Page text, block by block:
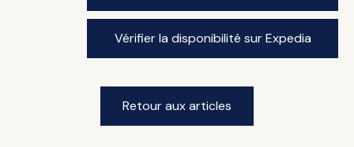
Vérifier la disponibilité sur Expedia
Retour aux articles